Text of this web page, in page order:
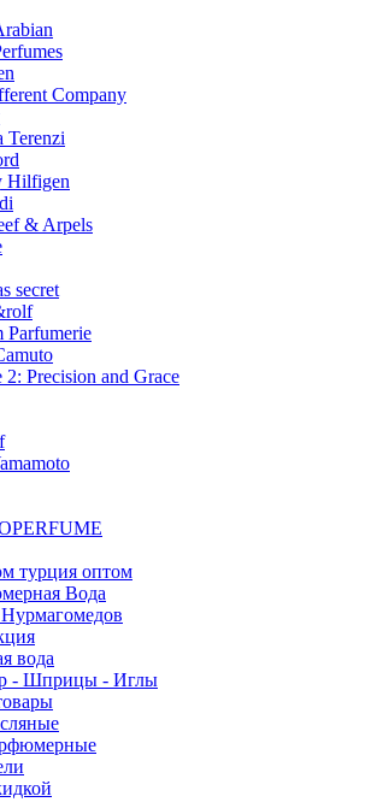
Company
Terenzi
Hilfigen
& Arpels
secret
Parfumerie
2: Precision and Grace
турция оптом
Вода
вода
- Шприцы - Иглы